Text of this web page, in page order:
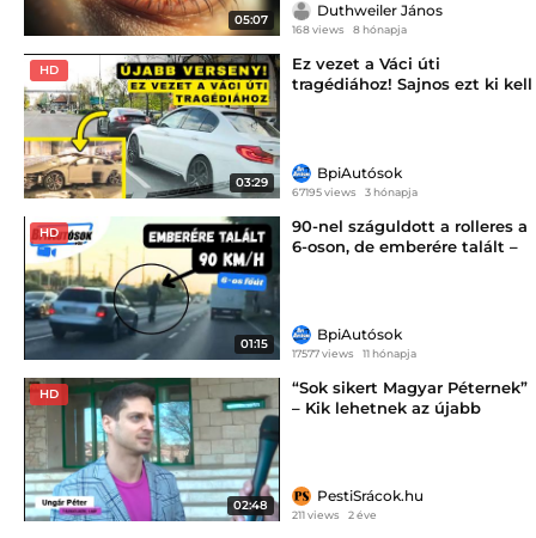
05:07
Duthweiler János
168 views 8 hónapja
HD
03:29
Ez vezet a Váci úti
tragédiához! Sajnos ezt ki kell
BpiAutósok
67195 views 3 hónapja
HD
01:15
90-nel száguldott a rolleres a
6-oson, de emberére talált –
BpiAutósok
17577 views 11 hónapja
HD
02:48
“Sok sikert Magyar Péternek”
– Kik lehetnek az újabb
PestiSrácok.hu
211 views 2 éve